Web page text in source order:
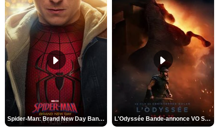
Spider-Man: Brand New Day Bande-annonce VO STFR L'Odyssée Bande-annonce VO STFR